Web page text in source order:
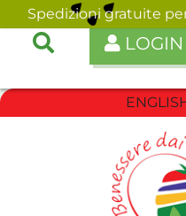
LOGIN
Spedizioni gratuite